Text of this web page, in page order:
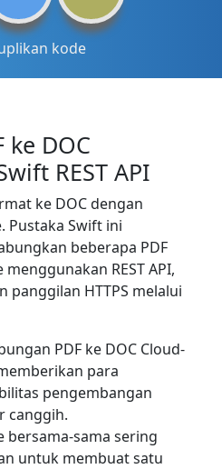
kode
ke DOC
REST API
ke DOC dengan
Pustaka Swift ini
beberapa PDF
REST API,
panggilan HTTPS melalui
PDF ke DOC Cloud-
para
pengembangan
canggih.
bersama-sama sering
untuk membuat satu